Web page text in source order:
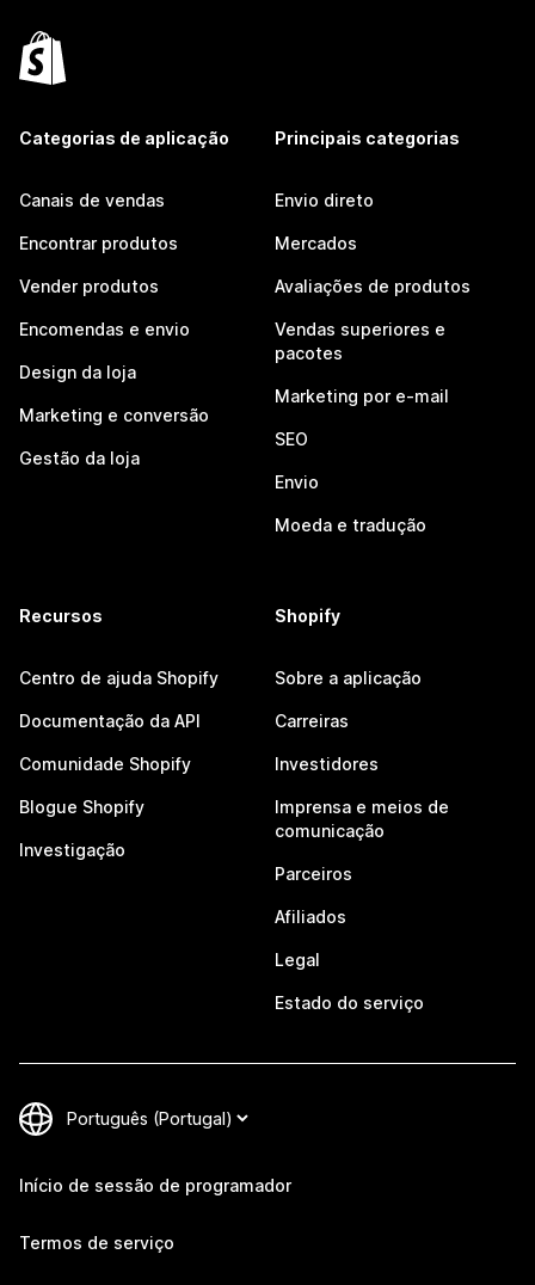
Categorias de aplicação
Canais de vendas
Encontrar produtos
Vender produtos
Encomendas e envio
Design da loja
Marketing e conversão
Gestão da loja
Principais categorias
Envio direto
Mercados
Avaliações de produtos
Vendas superiores e
pacotes
Marketing por e-mail
SEO
Envio
Moeda e tradução
Recursos
Centro de ajuda Shopify
Documentação da API
Comunidade Shopify
Blogue Shopify
Investigação
Shopify
Sobre a aplicação
Carreiras
Investidores
Imprensa e meios de
comunicação
Parceiros
Afiliados
Legal
Estado do serviço
Início de sessão de programador
Termos de serviço